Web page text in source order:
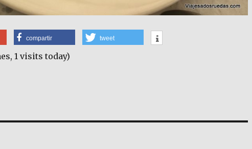
compartir tweet
1 visits today)